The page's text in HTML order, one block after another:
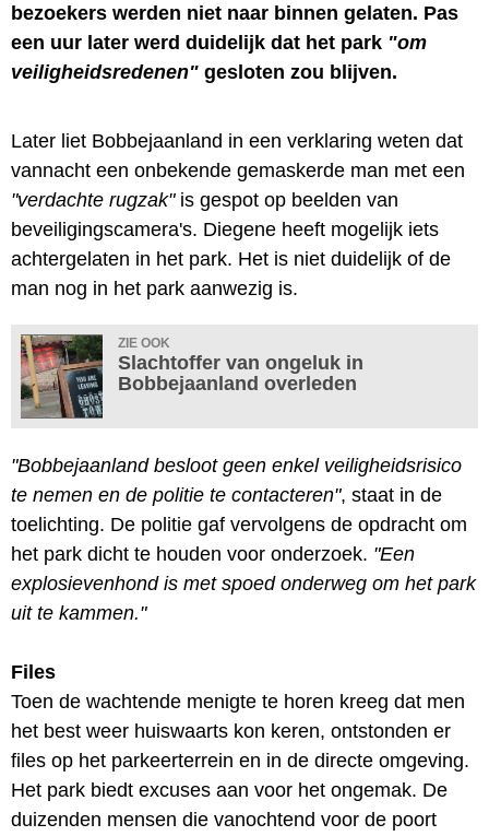
bezoekers werden niet naar binnen gelaten. Pas
een uur later werd duidelijk dat het park "om
veiligheidsredenen" gesloten zou blijven.
Later liet Bobbejaanland in een verklaring weten dat
vannacht een onbekende gemaskerde man met een
"verdachte rugzak"is gespot op beelden van
beveiligingscamera's. Diegene heeft mogelijk iets
achtergelaten in het park. Het is niet duidelijk of de
man nog in het park aanwezig is.
ZIE OOK
Slachtoffer van ongeluk in
Bobbejaanland overleden
"Bobbejaanland besloot geen enkel veiligheidsrisico
te nemen en de politie te contacteren", staat in de
toelichting. De politie gaf vervolgens de opdracht om
het park dicht te houden voor onderzoek. "Een
explosievenhond is met spoed onderweg om het park
uit te kammen."
Files
Toen de wachtende menigte te horen kreeg dat men
het best weer huiswaarts kon keren, ontstonden er
files op het parkeerterrein en in de directe omgeving.
Het park biedt excuses aan voor het ongemak. De
duizenden mensen die vanochtend voor de poort